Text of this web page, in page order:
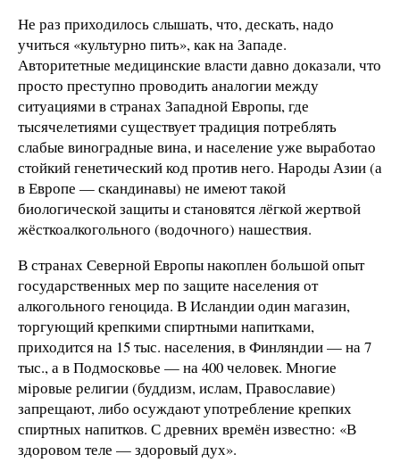
Не раз приходилось слышать, что, дескать, надо
учиться «культурно пить», как на Западе.
Авторитетные медицинские власти давно доказали, что
просто преступно проводить аналогии между
ситуациями в странах Западной Европы, где
тысячелетиями существует традиция потреблять
слабые виноградные вина, и население уже выработао
стойкий генетический код против него. Народы Азии (а
в Европе — скандинавы) не имеют такой
биологической защиты и становятся лёгкой жертвой
жёсткоалкогольного (водочного) нашествия.
В странах Северной Европы накоплен большой опыт
государственных мер по защите населения от
алкогольного геноцида. В Исландии один магазин,
торгующий крепкими спиртными напитками,
приходится на 15 тыс. населения, в Финляндии — на 7
тыс., а в Подмосковье — на 400 человек. Многие
мiровые религии (буддизм, ислам, Православие)
запрещают, либо осуждают употребление крепких
спиртных напитков. С древних времён известно: «В
здоровом теле — здоровый дух».